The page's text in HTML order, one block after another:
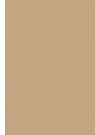
Tarafsız, dinamik
bir yelpazede
neler olup bittiğini